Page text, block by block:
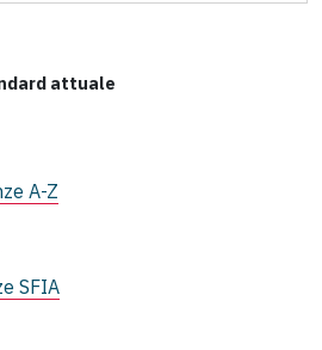
attuale
A-Z
SFIA